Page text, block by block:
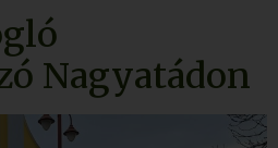
Nagyatádon